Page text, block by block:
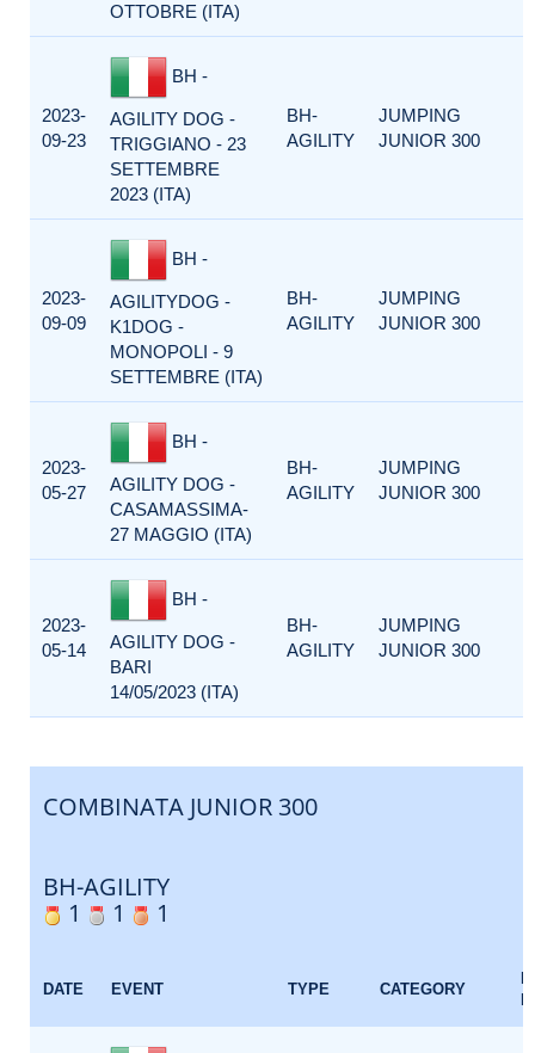
OTTOBRE (ITA)
2023-
09-23
BH -
AGILITY DOG -
TRIGGIANO - 23
SETTEMBRE
2023 (ITA)
BH-
AGILITY
JUMPING
JUNIOR 300
2023-
09-09
BH -
AGILITYDOG -
K1DOG -
MONOPOLI - 9
SETTEMBRE (ITA)
BH-
AGILITY
JUMPING
JUNIOR 300
2023-
05-27
BH -
AGILITY DOG -
CASAMASSIMA-
27 MAGGIO (ITA)
BH-
AGILITY
JUMPING
JUNIOR 300
2023-
05-14
BH -
AGILITY DOG -
BARI
14/05/2023 (ITA)
BH-
AGILITY
JUMPING
JUNIOR 300
COMBINATA JUNIOR 300
BH-AGILITY
1
1 1
DATE EVENT TYPE CATEGORY